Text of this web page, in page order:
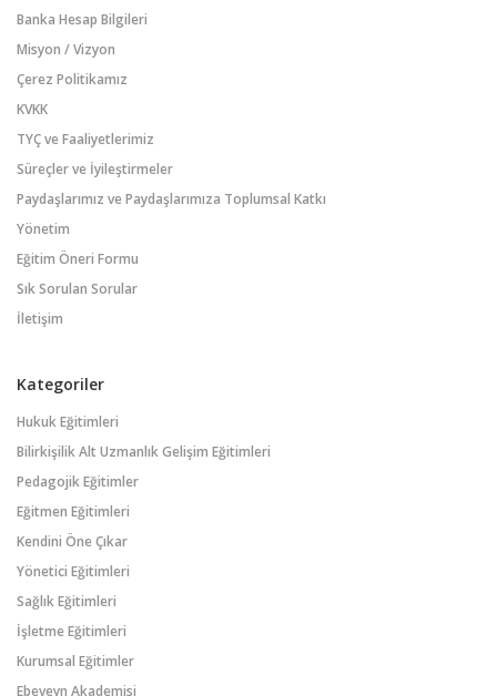
Banka Hesap Bilgileri
Misyon / Vizyon
Çerez Politikamız
KVKK
TYÇ ve Faaliyetlerimiz
Süreçler ve İyileştirmeler
Paydaşlarımız ve Paydaşlarımıza Toplumsal Katkı
Yönetim
Eğitim Öneri Formu
Sık Sorulan Sorular
İletişim
Kategoriler
Hukuk Eğitimleri
Bilirkişilik Alt Uzmanlık Gelişim Eğitimleri
Pedagojik Eğitimler
Eğitmen Eğitimleri
Kendini Öne Çıkar
Yönetici Eğitimleri
Sağlık Eğitimleri
İşletme Eğitimleri
Kurumsal Eğitimler
Ebeveyn Akademisi